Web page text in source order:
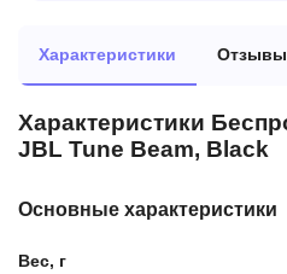
Характеристики Отзывы
Характеристики
JBL Tune Beam, Black
Основные характеристики
Вес, г